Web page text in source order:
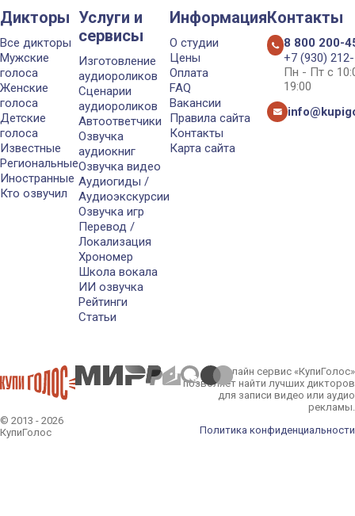
Дикторы
Все дикторы
Мужские
голоса
Женские
голоса
Детские
голоса
Известные
Региональные
Иностранные
Кто озвучил
Услуги и
сервисы
Изготовление
аудиороликов
Сценарии
аудиороликов
Автоответчики
Озвучка
аудиокниг
Озвучка видео
Аудиогиды /
Аудиоэкскурсии
Озвучка игр
Перевод /
Локализация
Хрономер
Школа вокала
ИИ озвучка
Рейтинги
Статьи
Информация
О студии
Цены
Оплата
FAQ
Вакансии
Правила сайта
Контакты
Карта сайта
Контакты
8 800 200-
+7 (930)
Пн - Пт с
19:00
© 2013 - 2026
КупиГолос
Онлайн сервис «КупиГолос»
позволяет найти лучших дикторов
для записи видео или аудио
рекламы.
Политика конфиденциальности